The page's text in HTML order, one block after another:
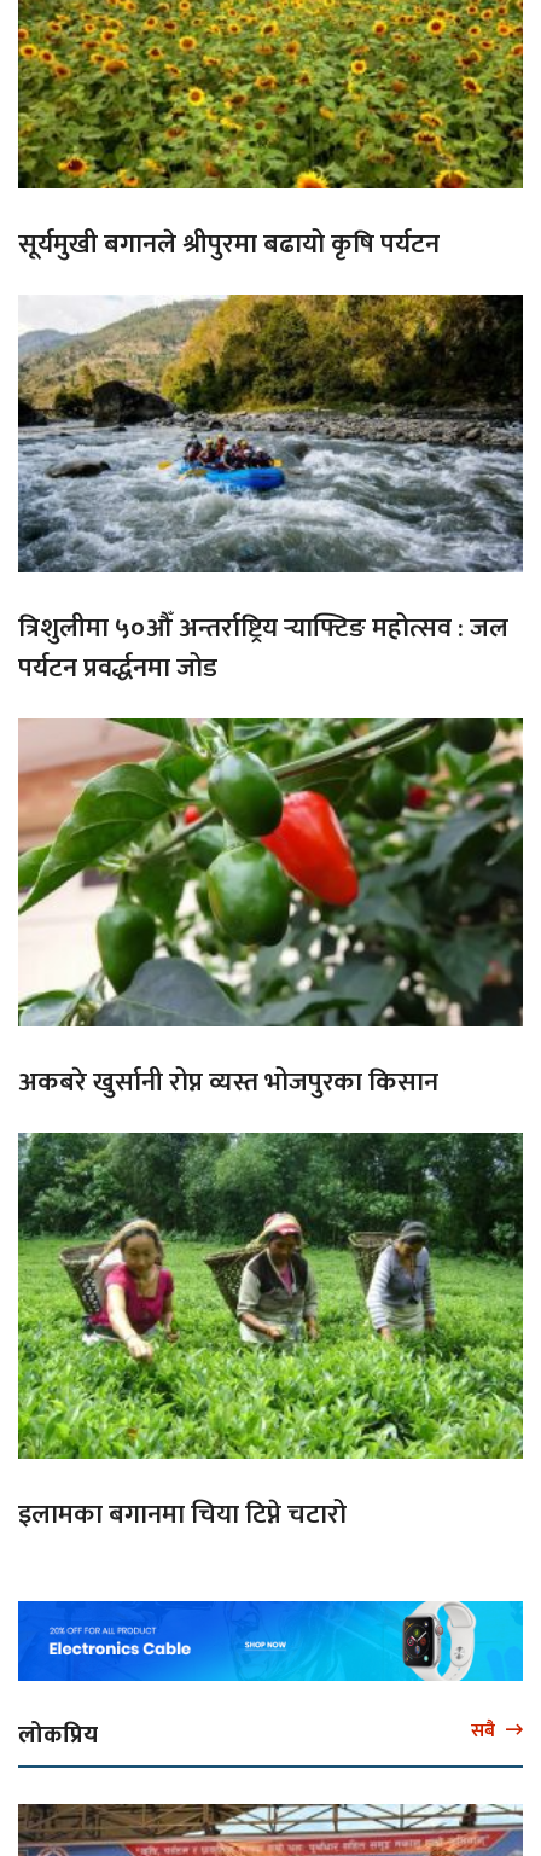
सूर्यमुखी बगानले श्रीपुरमा बढायो कृषि पर्यटन
त्रिशुलीमा ५०औँ अन्तर्राष्ट्रिय र्‍याफ्टिङ महोत्सव : जल
पर्यटन प्रवर्द्धनमा जोड
अकबरे खुर्सानी रोप्न व्यस्त भोजपुरका किसान
इलामका बगानमा चिया टिप्ने चटारो
लोकप्रिय सबै